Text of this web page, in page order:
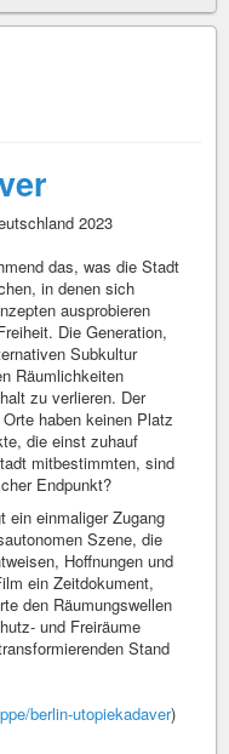
2023
das, was die Stadt
in denen sich
ausprobieren
Die Generation,
Subkultur
Räumlichkeiten
zu verlieren. Der
haben keinen Platz
die einst zuhauf
mitbestimmten, sind
Endpunkt?
ein einmaliger Zugang
Szene, die
Hoffnungen und
ein Zeitdokument,
den Räumungswellen
und Freiräume
Stand
berlin-utopiekadaver)